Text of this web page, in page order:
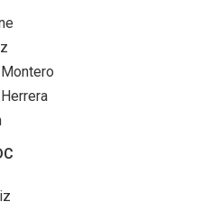
|
DE ARTES VISUALES
Montero